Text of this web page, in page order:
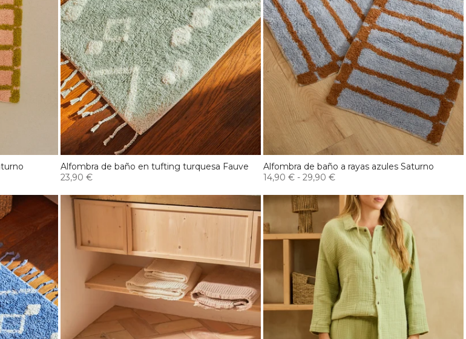
Alfombra de baño en tufting turquesa Fauve
23,90 €
Alfombra de baño a rayas azules Saturno
14,90 € - 29,90 €